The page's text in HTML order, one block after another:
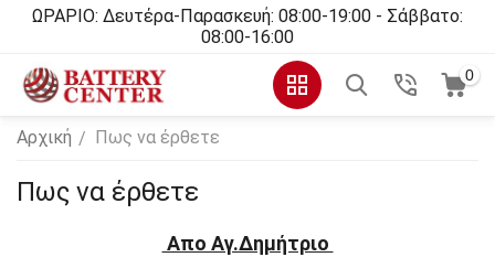
ΩΡΑΡΙΟ: Δευτέρα-Παρασκευή: 08:00-19:00 - Σάββατο:
08:00-16:00
0
Αρχική / Πως να έρθετε
Πως να έρθετε
Απο Αγ.Δημήτριο